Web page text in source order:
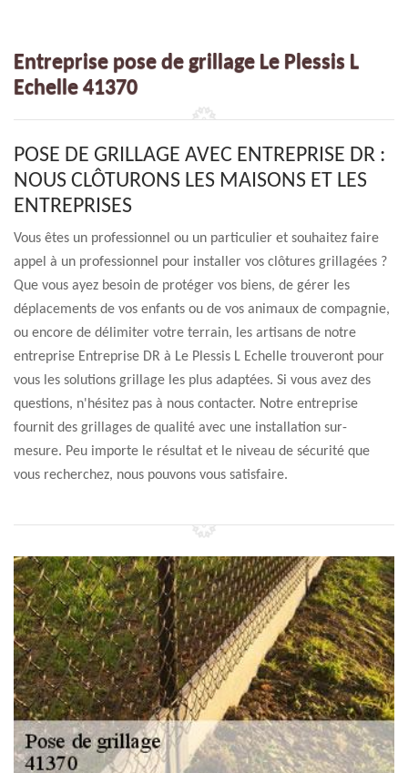
Entreprise pose de grillage Le Plessis L
Echelle 41370
POSE DE GRILLAGE AVEC ENTREPRISE DR :
NOUS CLÔTURONS LES MAISONS ET LES
ENTREPRISES
Vous êtes un professionnel ou un particulier et souhaitez faire
appel à un professionnel pour installer vos clôtures grillagées ?
Que vous ayez besoin de protéger vos biens, de gérer les
déplacements de vos enfants ou de vos animaux de compagnie,
ou encore de délimiter votre terrain, les artisans de notre
entreprise Entreprise DR à Le Plessis L Echelle trouveront pour
vous les solutions grillage les plus adaptées. Si vous avez des
questions, n'hésitez pas à nous contacter. Notre entreprise
fournit des grillages de qualité avec une installation sur-
mesure. Peu importe le résultat et le niveau de sécurité que
vous recherchez, nous pouvons vous satisfaire.